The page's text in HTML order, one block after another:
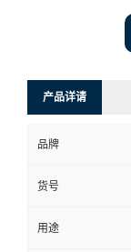
留
言
产品详请
品牌
货号
用途